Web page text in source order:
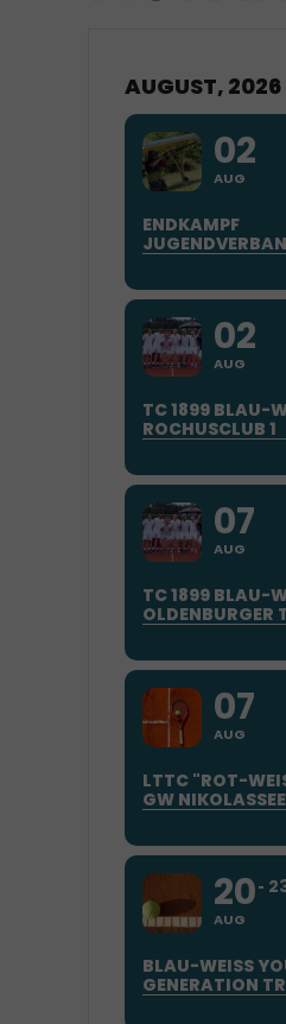
AUGUST, 2026
02
AUG
ENDKAMPF
02
AUG
TC 1899 BLAU-
ROCHUSCLUB 1
07
AUG
TC 1899 BLAU-
OLDENBURGER
07
AUG
LTTC "ROT-
W NIKOLASSEE
20
AUG
BLAU-WEISS
GENERATION